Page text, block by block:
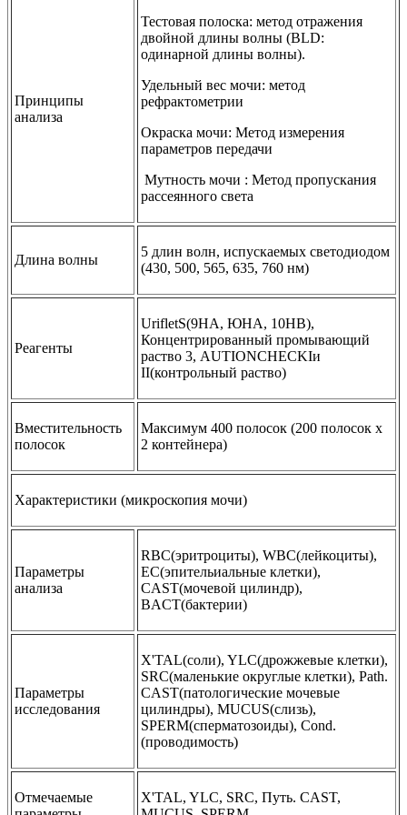
Принципы
анализа
Тестовая полоска: метод отражения
двойной длины волны (BLD:
одинарной длины волны).
Удельный вес мочи: метод
рефрактометрии
Окраска мочи: Метод измерения
параметров передачи
Мутность мочи : Метод пропускания
рассеянного света
Длина волны
5 длин волн, испускаемых светодиодом
(430, 500, 565, 635, 760 нм)
Реагенты
UrifletS(9HA, ЮНА, 10HB),
Концентрированный промывающий
раство 3, AUTIONCHECKIи
II(контрольный раство)
Вместительность
полосок
Максимум 400 полосок (200 полосок х
2 контейнера)
Характеристики (микроскопия мочи)
Параметры
анализа
RBC(эритроциты), WBC(лейкоциты),
EC(эпительиальные клетки),
CAST(мочевой цилиндр),
BACT(бактерии)
Параметры
исследования
X'TAL(соли), YLC(дрожжевые клетки),
SRC(маленькие округлые клетки), Path.
CAST(патологические мочевые
цилиндры), MUCUS(слизь),
SPERM(сперматозоиды), Cond.
(проводимость)
Отмечаемые
X'TAL, YLC, SRC, Путь. CAST,